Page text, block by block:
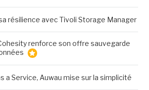
résilience avec Tivoli Storage Manager
renforce son offre sauvegarde
a Service, Auwau mise sur la simplicité